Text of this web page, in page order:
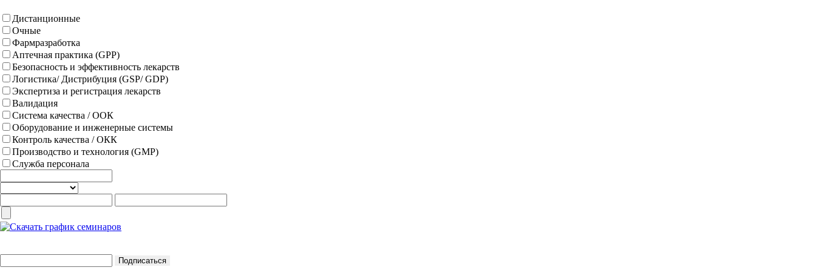
Дистанционные
Очные
Фармразработка
Аптечная практика (GPP)
Безопасность и эффективность лекарств
Логистика/ Дистрибуция (GSP/ GDP)
Экспертиза и регистрация лекарств
Валидация
Система качества / ООК
Оборудование и инженерные системы
Контроль качества / ОКК
Производство и технология (GMP)
Служба персонала